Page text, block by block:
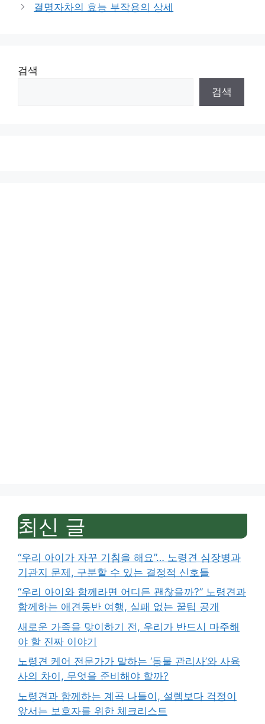
결명자차의 효능 부작용의 상세
검색
검색
최신 글
“우리 아이가 자꾸 기침을 해요”… 노령견 심장병과
기관지 문제, 구분할 수 있는 결정적 신호들
“우리 아이와 함께라면 어디든 괜찮을까?” 노령견과
함께하는 애견동반 여행, 실패 없는 꿀팁 공개
새로운 가족을 맞이하기 전, 우리가 반드시 마주해
야 할 진짜 이야기
노령견 케어 전문가가 말하는 ‘동물 관리사’와 사육
사의 차이, 무엇을 준비해야 할까?
노령견과 함께하는 계곡 나들이, 설렘보다 걱정이
앞서는 보호자를 위한 체크리스트